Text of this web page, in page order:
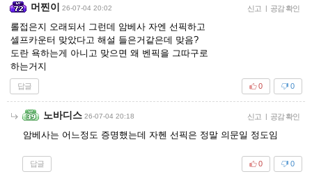
머찐이 26-07-04 20:02 신고 | 공감 확인
롤접은지 오래되서 그런데 암베사 자엔 선픽하고
셀프카운터 맞았다고 해설 들은거같은데 맞음?
도란 욕하는게 아니고 맞으면 왜 벤픽을 그따구로
하는거지
답글 0
0
노바디스 26-07-04 20:18 신고 | 공감 확인
암베사는 어느정도 증명했는데 자헨 선픽은 정말 의문일 정도임
답글 0
0